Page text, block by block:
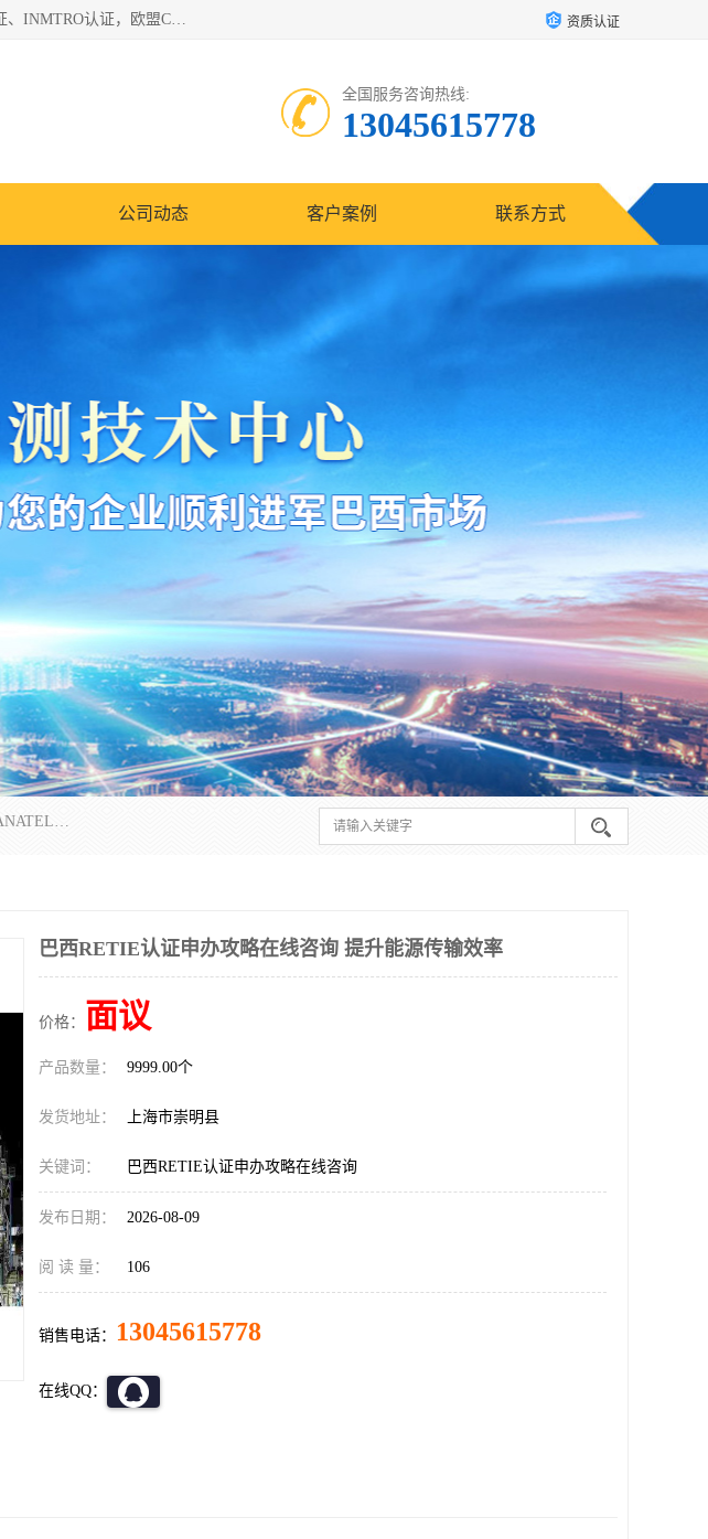
*是一家的测试、评估、检查与认机构，主要从事巴西NR10认证、NR12认证、NR13认证；ANATEL认证、INMTRO认证，欧盟CE认证：MD认证，PED认证，MID认证，ATEX认证，德国蓝色天使认证。 资质认证
全国服务咨询热线:
13045615778
公司动态 客户案例 联系方式
*是一家的测试、评估、检查与认机构，主要从事巴西NR10认证、NR12认证、NR13认证；ANATEL认证、INMTRO认证，欧盟CE认证：MD认证，PED认证，MID认证，ATEX认证，德国蓝色天使认证。
巴西RETIE认证申办攻略在线咨询 提升能源传输效率
价格： 面议
产品数量： 9999.00个
发货地址： 上海市崇明县
关键词： 巴西RETIE认证申办攻略在线咨询
发布日期： 2026-08-09
阅 读 量： 106
销售电话： 13045615778
在线QQ：